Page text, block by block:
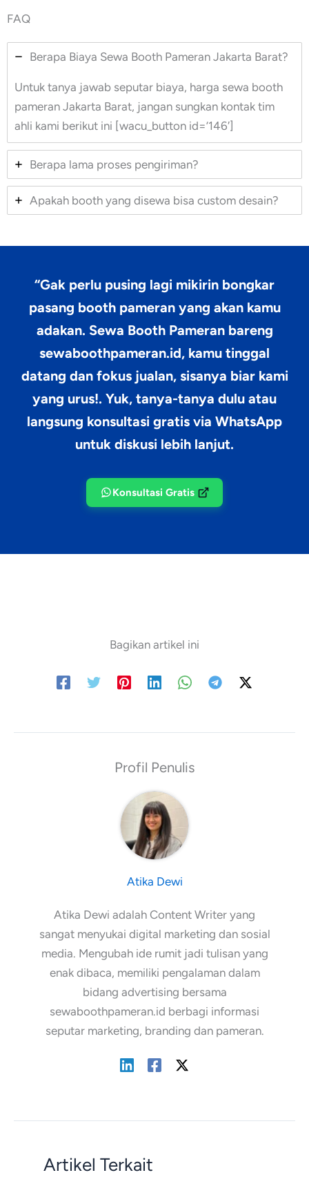
FAQ
Berapa Biaya Sewa Booth Pameran Jakarta Barat?
Untuk tanya jawab seputar biaya, harga sewa booth
pameran Jakarta Barat, jangan sungkan kontak tim
ahli kami berikut ini [wacu_button id=’146′]
Berapa lama proses pengiriman?
Apakah booth yang disewa bisa custom desain?
“Gak perlu pusing lagi mikirin bongkar
pasang booth pameran yang akan kamu
adakan. Sewa Booth Pameranbareng
sewaboothpameran.id, kamu tinggal
datang dan fokus jualan, sisanya biar kami
yang urus!. Yuk, tanya-tanya dulu atau
langsung konsultasi gratis via WhatsApp
untuk diskusi lebih lanjut.
Konsultasi Gratis
Bagikan artikel ini
Atika Dewi
Atika Dewi adalah Content Writer yang
sangat menyukai digital marketing dan sosial
media. Mengubah ide rumit jadi tulisan yang
enak dibaca, memiliki pengalaman dalam
bidang advertising bersama
sewaboothpameran.id berbagi informasi
seputar marketing, branding dan pameran.
Artikel Terkait